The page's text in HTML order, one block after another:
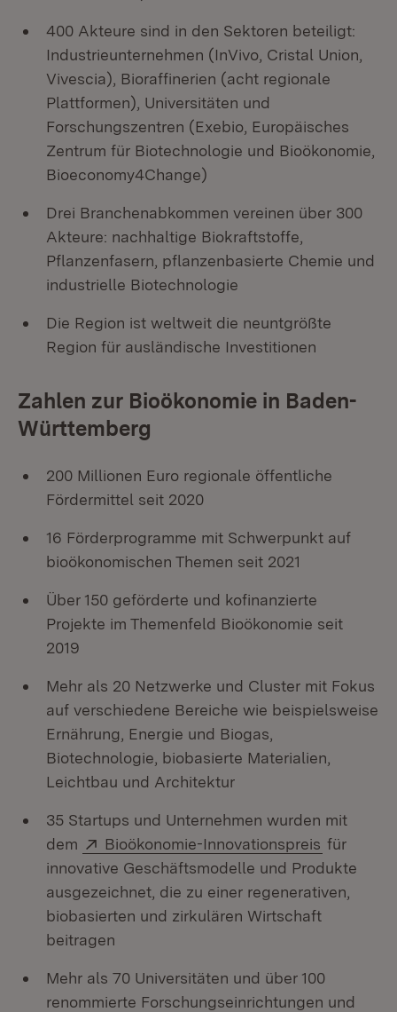
400 Akteure sind in den Sektoren beteiligt: ​​
Industrieunternehmen (InVivo, Cristal Union,
Vivescia), Bioraffinerien (acht regionale
Plattformen), Universitäten und
Forschungszentren (Exebio, Europäisches
Zentrum für Biotechnologie und Bioökonomie,
Bioeconomy4Change)
Drei Branchenabkommen vereinen über 300
Akteure: nachhaltige Biokraftstoffe,
Pflanzenfasern, pflanzenbasierte Chemie und
industrielle Biotechnologie
Die Region ist weltweit die neuntgrößte
Region für ausländische Investitionen
Zahlen zur Bioökonomie in Baden-
Württemberg
200 Millionen Euro regionale öffentliche
Fördermittel seit 2020
16 Förderprogramme mit Schwerpunkt auf
bioökonomischen Themen seit 2021
Über 150 geförderte und kofinanzierte
Projekte im Themenfeld Bioökonomie seit
2019
Mehr als 20 Netzwerke und Cluster mit Fokus
auf verschiedene Bereiche wie beispielsweise
Ernährung, Energie und Biogas,
Biotechnologie, biobasierte Materialien,
Leichtbau und Architektur
35 Startups und Unternehmen wurden mit
dem
Extern:
Bioökonomie-Innovationspreis (Öffnet in
für
innovative Geschäftsmodelle und Produkte
ausgezeichnet, die zu einer regenerativen,
biobasierten und zirkulären Wirtschaft
beitragen
Mehr als 70 Universitäten und über 100
renommierte Forschungseinrichtungen und